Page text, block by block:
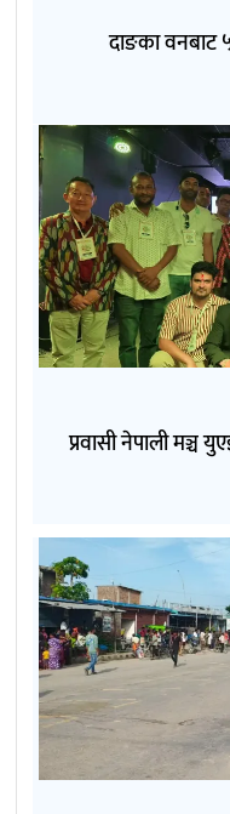
दाङका वनबाट
प्रवासी नेपाली मञ्च